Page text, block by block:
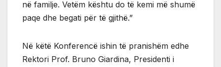
në familje. Vetëm kështu do të kemi më shumë
paqe dhe begati për të gjithë.”
Në këtë Konferencë ishin të pranishëm edhe
Rektori Prof. Bruno Giardina, Presidenti i